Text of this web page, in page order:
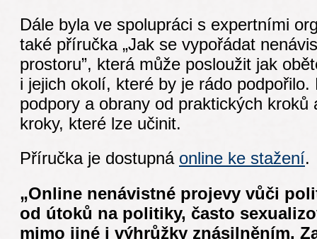
Dále byla ve spolupráci s expertními
také příručka „Jak se vypořádat
prostoru”, která může posloužit jak
i jejich okolí, které by je rádo
podpory a obrany od praktických
kroky, které lze učinit.
Příručka je dostupná online ke stažení.
„Online nenávistné projevy vůči
od útoků na politiky, často
mimo jiné i výhrůžky znásilněním.